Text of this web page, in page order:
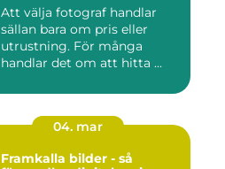
Att välja fotograf handlar
sällan bara om pris eller
utrustning. För många
handlar det om att hitta ...
04. mar
Framkalla bilder - så